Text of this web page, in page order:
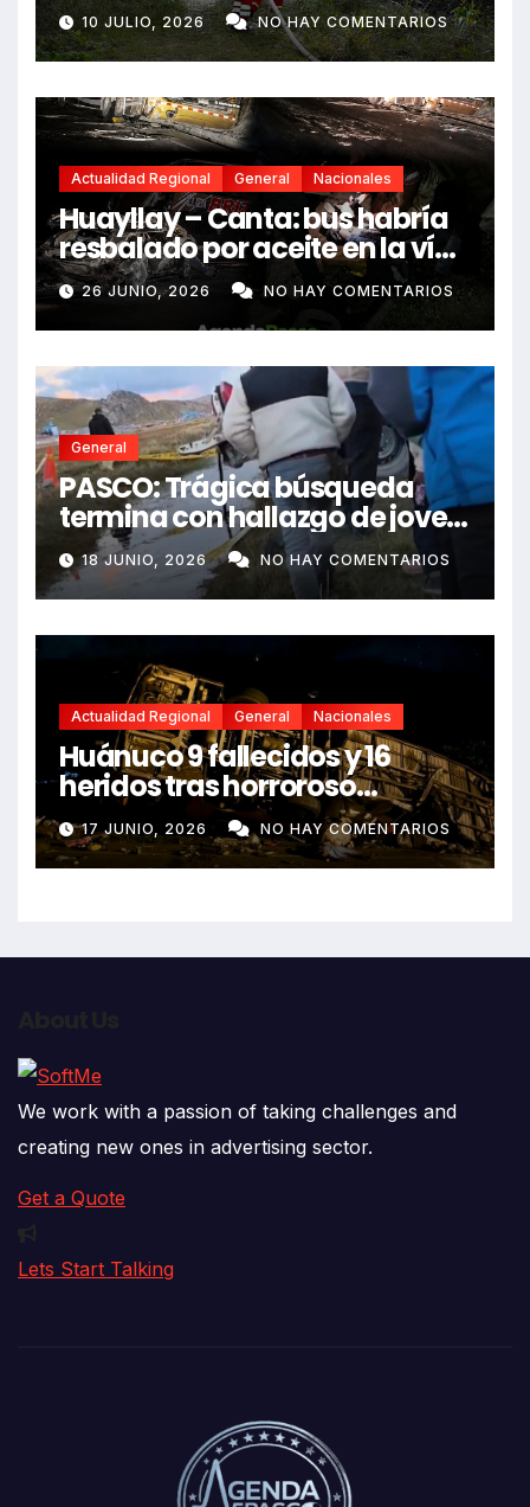
fallecidos y heridos
10 JULIO, 2026 NO HAY COMENTARIOS
Actualidad Regional General Nacionales
Huayllay – Canta: bus habría
resbalado por aceite en la vía
e impactó auto siniestrado
dejando dos fallecidos
26 JUNIO, 2026 NO HAY COMENTARIOS
General
PASCO: Trágica búsqueda
termina con hallazgo de joven
sin vida en Rancas
18 JUNIO, 2026 NO HAY COMENTARIOS
Actualidad Regional General Nacionales
Huánuco 9 fallecidos y 16
heridos tras horroroso
despiste de bus Real Chancas
que impactó contra vivienda
17 JUNIO, 2026 NO HAY COMENTARIOS
We work with a passion of taking challenges and
creating new ones in advertising sector.
Get a Quote
Lets Start Talking